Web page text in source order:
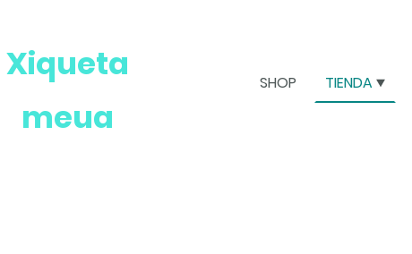
Xiqueta
meua
SHOP TIENDA